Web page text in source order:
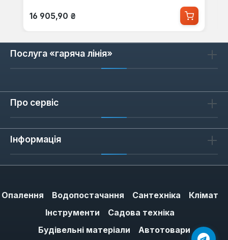
Звичайна ціна:
16 905,90 ₴
Послуга «гаряча лінія»
Про сервіс
Інформація
Опалення Водопостачання Сантехніка
Клімат
Інструменти
Садова техніка
Будівельні матеріали
Автотовари